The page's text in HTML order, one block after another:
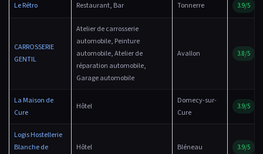
Le Rétro Restaurant, Bar Tonnerre 3.9/5
CARROSSERIE
GENTIL
Atelier de carrosserie
automobile, Peinture
automobile, Atelier de
réparation automobile,
Garage automobile
Avallon 3.8/5
La Maison de
Cure
Hôtel
Domecy-sur-
Cure
3.9/5
Logis Hostellerie
Blanche de
Hôtel Bléneau 3.9/5